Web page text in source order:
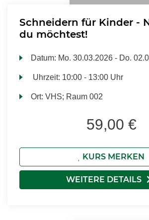
Schneidern für Kinder -
du möchtest!
Datum: Mo. 30.03.2026 - Do.
Uhrzeit: 10:00 - 13:00 Uhr
Ort:VHS; Raum 002
59,00 €
KURS MERKEN
WEITERE DETAILS